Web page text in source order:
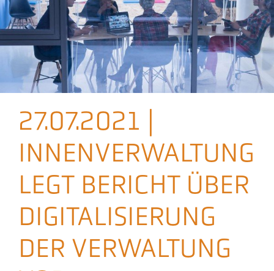
Stellenmarkt
Veranstaltungen
Presse
Aktuelles
Podcast
27.07.2021 |
INNENVERWALTUNG
LEGT BERICHT ÜBER
DIGITALISIERUNG
DER VERWALTUNG